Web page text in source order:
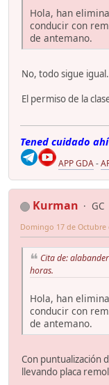
Hola, han
conducir con
de antemano.
No, todo sigue igual.
El permiso de la
Tened cuidado
APP GDA-
Kurman
GC
Domingo 17 de Octubre
Cita de:
horas.
Hola, han
conducir con
de antemano.
Con puntualización
llevando placa